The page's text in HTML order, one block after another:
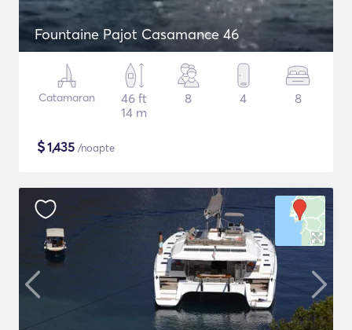
Fountaine Pajot Casamance 46
Catamaran
46 ft
14 m
8 4 8
$1,435 /noapte